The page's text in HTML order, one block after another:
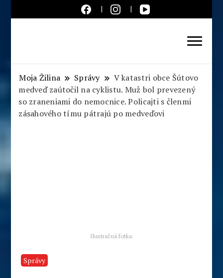
Slovensko
Moja Žilina Správy
V katastri obce Šútovo
medveď zaútočil na cyklistu. Muž bol prevezený
so zraneniami do nemocnice. Policajti s členmi
zásahového tímu pátrajú po medveďovi
Ilustračná fotka.
Správy